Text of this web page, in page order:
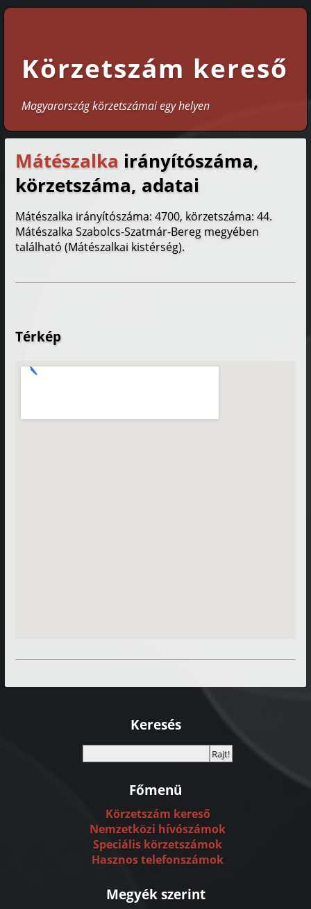
Körzetszám kereső
Magyarország körzetszámai egy helyen
Mátészalka irányítószáma,
körzetszáma, adatai
Mátészalka irányítószáma: 4700, körzetszáma: 44.
Mátészalka Szabolcs-Szatmár-Bereg megyében
található (Mátészalkai kistérség).
Térkép
Keresés
Főmenü
Körzetszám kereső
Nemzetközi hívószámok
Speciális körzetszámok
Hasznos telefonszámok
Megyék szerint